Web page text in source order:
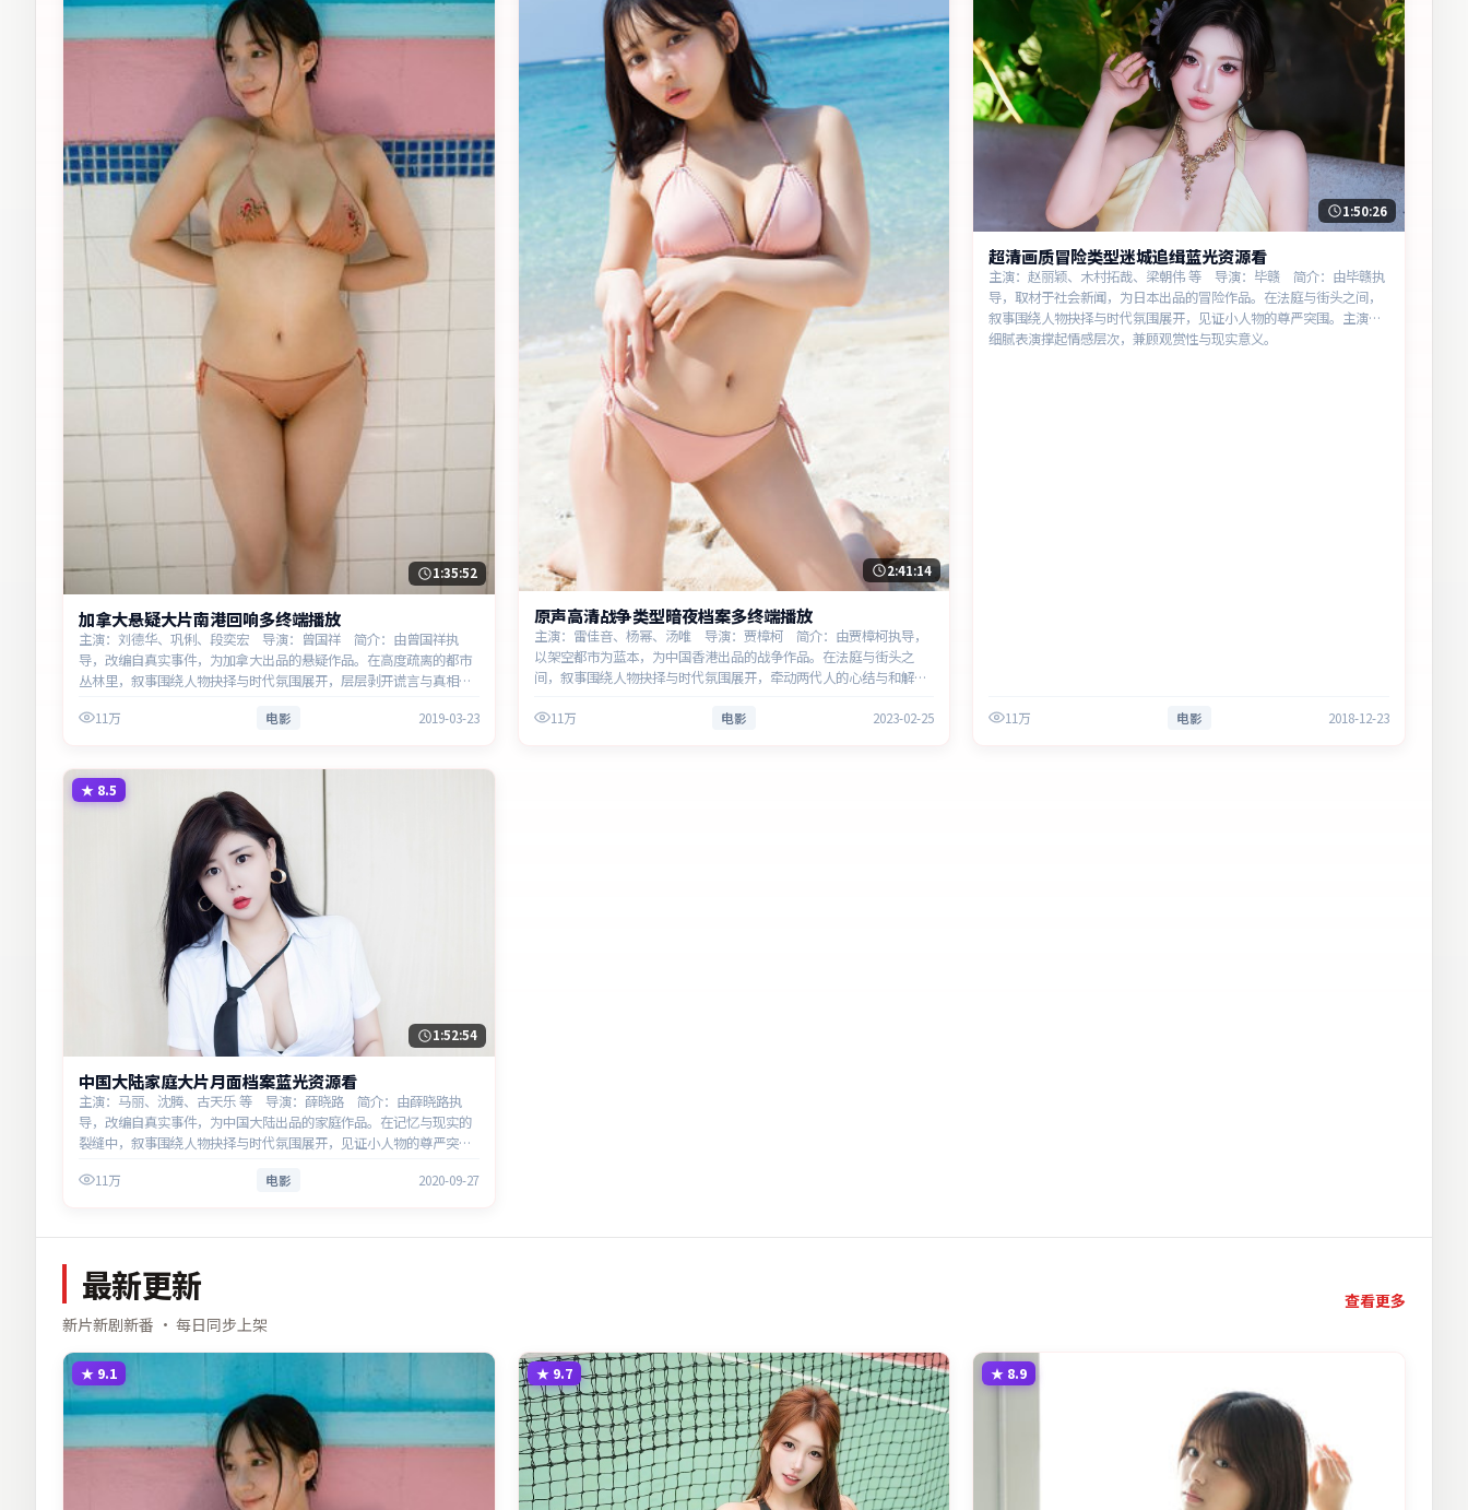
1:35:52
加拿大悬疑大片南港回响多终端播放
主演：刘德华、巩俐、段奕宏 导演：曾国祥 简介：由曾国祥执
导，改编自真实事件，为加拿大出品的悬疑作品。在高度疏离的都市
丛林里，叙事围绕人物抉择与时代氛围展开，层层剥开谎言与真相。
11万 电影 2019-03-23
2:41:14
原声高清战争类型暗夜档案多终端播放
主演：雷佳音、杨幂、汤唯 导演：贾樟柯 简介：由贾樟柯执导，
以架空都市为蓝本，为中国香港出品的战争作品。在法庭与街头之
间，叙事围绕人物抉择与时代氛围展开，牵动两代人的心结与和解。
11万 电影 2023-02-25
1:50:26
超清画质冒险类型迷城追缉蓝光资源看
主演：赵丽颖、木村拓哉、梁朝伟 等 导演：毕赣 简介：由毕赣执
导，取材于社会新闻，为日本出品的冒险作品。在法庭与街头之间，
叙事围绕人物抉择与时代氛围展开，见证小人物的尊严突围。主演以
细腻表演撑起情感层次，兼顾观赏性与现实意义。
11万 电影 2018-12-23
★ 8.5
1:52:54
中国大陆家庭大片月面档案蓝光资源看
主演：马丽、沈腾、古天乐 等 导演：薛晓路 简介：由薛晓路执
导，改编自真实事件，为中国大陆出品的家庭作品。在记忆与现实的
裂缝中，叙事围绕人物抉择与时代氛围展开，见证小人物的尊严突
11万 电影 2020-09-27
最新更新
新片新剧新番 · 每日同步上架
查看更多
★ 9.1 ★ 9.7 ★ 8.9